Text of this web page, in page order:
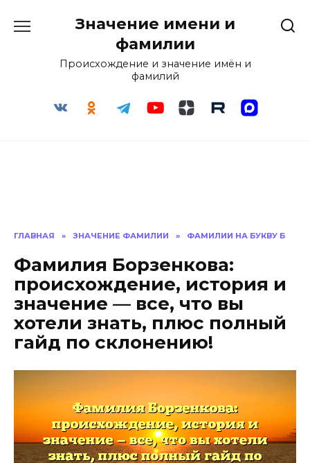
Значение имени и
фамилии
Происхождение и значение имён и
фамилий
ГЛАВНАЯ » ЗНАЧЕНИЕ ФАМИЛИИ » ФАМИЛИИ НА БУКВУ Б
Фамилия Борзенкова:
происхождение, история и
значение — все, что вы
хотели знать, плюс полный
гайд по склонению!